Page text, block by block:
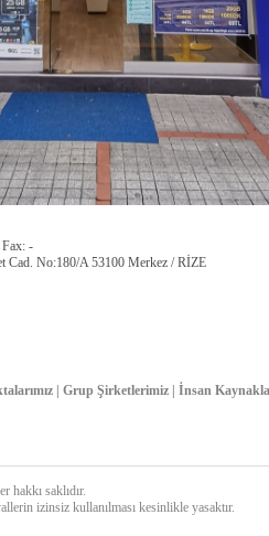
Fax: -
Cad. No:180/A 53100 Merkez / RİZE
Grup Şirketlerimiz İnsan
saklıdır.
izinsiz kullanılması kesinlikle yasaktır.